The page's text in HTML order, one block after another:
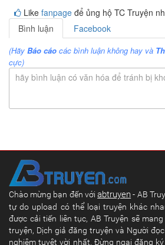
Like fanpage để ủng hộ TC Truyện
Bình luận
Facebook
(Hãy Báo cáo các bình luận không hay và
cực)
hãy bình luận có văn hóa để tránh bị
Chào mừng bạn đến vớiabtruyen- AB
tự do upload có thể loại truyện khác
được cải tiến liên tục, AB Truyện sẽ
truyện, Dịch giả đăng truyện và Người
nghiệm tuyệt vời nhất. Đừng ngại đăng